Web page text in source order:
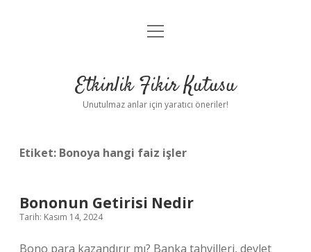
Anasayfa
Yasal Uyarı
menüyü
Etkinlik Fikir Kutusu
Unutulmaz anlar için yaratıcı öneriler!
Etiket: Bonoya hangi faiz işler
Bononun Getirisi Nedir
Tarih: Kasım 14, 2024
Bono para kazandırır mı? Banka tahvilleri, devlet